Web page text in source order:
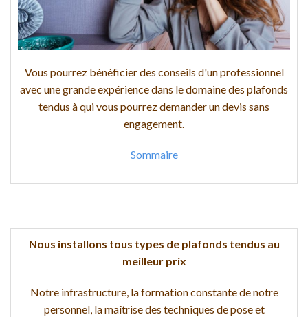
Vous pourrez bénéficier des conseils d'un professionnel
avec une grande expérience dans le domaine des plafonds
tendus à qui vous pourrez demander un devis sans
engagement.
Sommaire
Nous installons tous types de plafonds tendus au
meilleur prix
Notre infrastructure, la formation constante de notre
personnel, la maîtrise des techniques de pose et